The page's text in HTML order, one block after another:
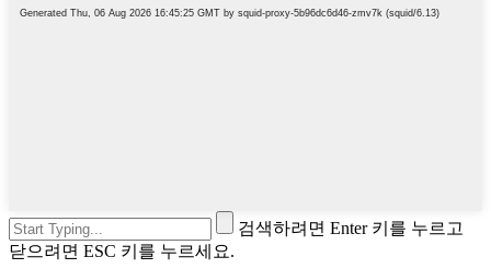
검색하려면 Enter 키를 누르고
닫으려면 ESC 키를 누르세요.